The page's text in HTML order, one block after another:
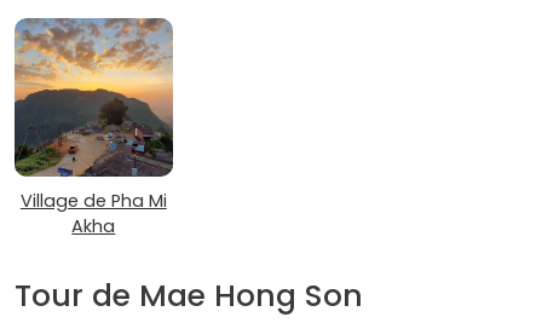
Village de Pha Mi
Akha
Tour de Mae Hong Son